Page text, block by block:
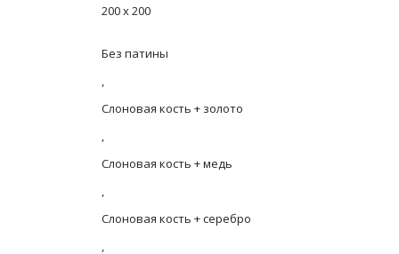
200 х 200
Без патины
,
Слоновая кость + золото
,
Слоновая кость + медь
,
Слоновая кость + серебро
,